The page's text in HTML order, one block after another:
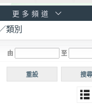
電台
R5
電台
普通
更多頻道
類別
由 至
搜尋
重設